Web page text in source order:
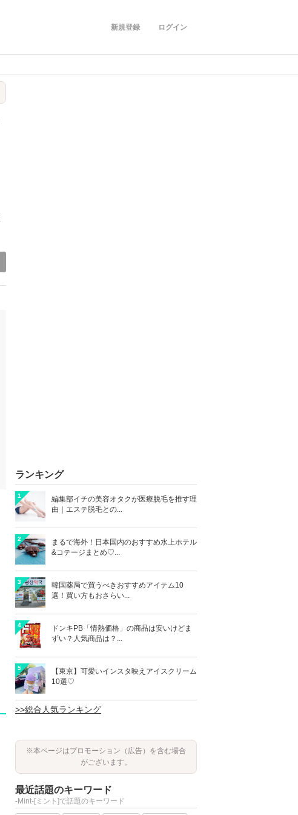
ログイン
新規登録
ランキング
1
編集部イチの美容オタクが医療脱毛を推す理
由｜エステ脱毛との...
2
まるで海外！日本国内のおすすめ水上ホテル
&コテージまとめ♡...
3
韓国薬局で買うべきおすすめアイテム10
選！買い方もおさらい...
4
ドンキPB「情熱価格」の商品は安いけどま
ずい？人気商品は？...
5
【東京】可愛いインスタ映えアイスクリーム
10選♡
>>総合人気ランキング
※本ページはプロモーション（広告）を含む場合
がございます。
最近話題のキーワード
-Mint-[ミント]で話題のキーワード